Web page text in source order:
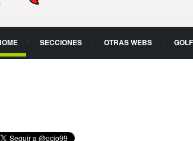
SECCIONES OTRAS WEBS GOLF